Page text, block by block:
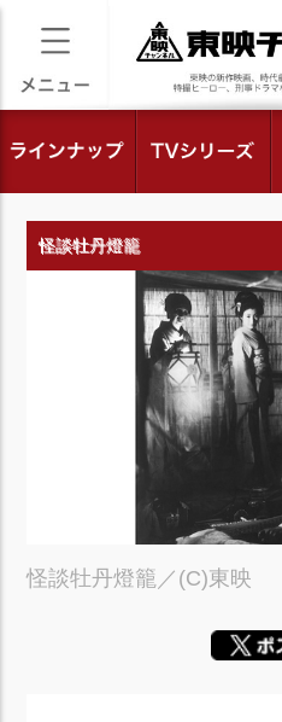
怪談牡丹燈籠
怪談牡丹燈籠／(C)東映